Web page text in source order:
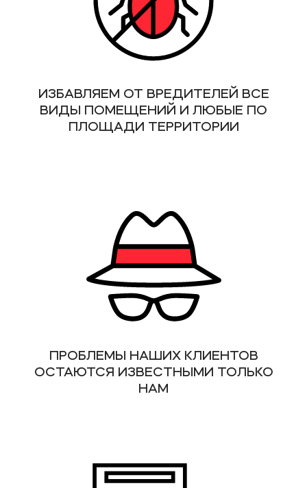
ИЗБАВЛЯЕМ ОТ ВРЕДИТЕЛЕЙ ВСЕ
ВИДЫ ПОМЕЩЕНИЙ И ЛЮБЫЕ ПО
ПЛОЩАДИ ТЕРРИТОРИИ
ПРОБЛЕМЫ НАШИХ КЛИЕНТОВ
ОСТАЮТСЯ ИЗВЕСТНЫМИ ТОЛЬКО
НАМ